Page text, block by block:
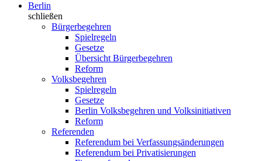
Berlin
schließen
Bürgerbegehren
Spielregeln
Gesetze
Übersicht Bürgerbegehren
Reform
Volksbegehren
Spielregeln
Gesetze
Berlin Volksbegehren und Volksinitiativen
Reform
Referenden
Referendum bei Verfassungsänderungen
Referendum bei Privatisierungen